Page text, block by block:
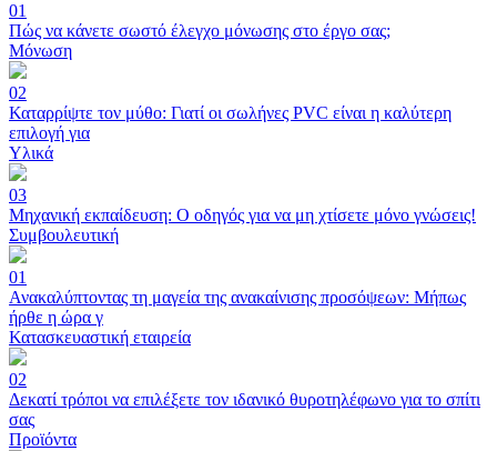
01
Πώς να κάνετε σωστό έλεγχο μόνωσης στο έργο σας;
Μόνωση
02
Καταρρίψτε τον μύθο: Γιατί οι σωλήνες PVC είναι η καλύτερη
επιλογή για
Υλικά
03
Μηχανική εκπαίδευση: Ο οδηγός για να μη χτίσετε μόνο γνώσεις!
Συμβουλευτική
01
Ανακαλύπτοντας τη μαγεία της ανακαίνισης προσόψεων: Μήπως
ήρθε η ώρα γ
Κατασκευαστική εταιρεία
02
Δεκατί τρόποι να επιλέξετε τον ιδανικό θυροτηλέφωνο για το σπίτι
σας
Προϊόντα